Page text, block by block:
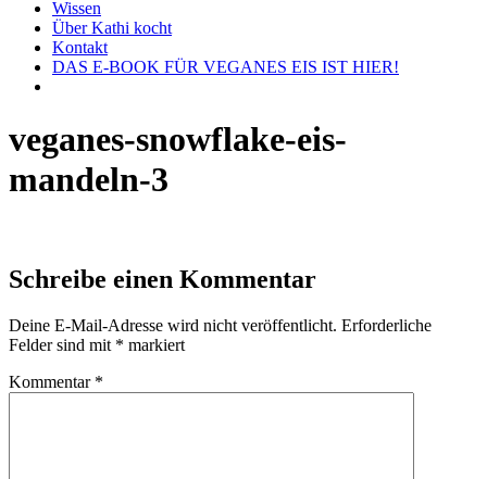
Wissen
Über Kathi kocht
Kontakt
DAS E-BOOK FÜR VEGANES EIS IST HIER!
veganes-snowflake-eis-
mandeln-3
Schreibe einen Kommentar
Deine E-Mail-Adresse wird nicht veröffentlicht. Erforderliche
Felder sind mit * markiert
Kommentar *